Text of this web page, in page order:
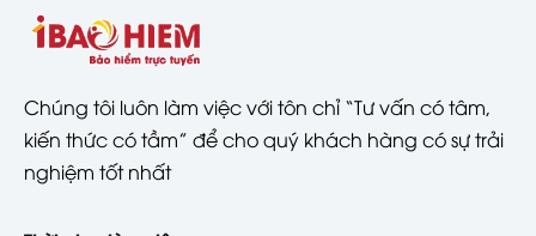
Chúng tôi luôn làm việc với tôn chỉ “Tư vấn có tâm,
kiến thức có tầm” để cho quý khách hàng có sự trải
nghiệm tốt nhất